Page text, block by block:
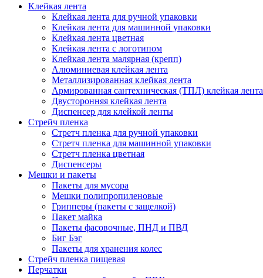
Клейкая лента
Клейкая лента для ручной упаковки
Клейкая лента для машинной упаковки
Клейкая лента цветная
Клейкая лента с логотипом
Клейкая лента малярная (крепп)
Алюминиевая клейкая лента
Металлизированная клейкая лента
Армированная сантехническая (ТПЛ) клейкая лента
Двусторонняя клейкая лента
Диспенсер для клейкой ленты
Стрейч пленка
Стретч пленка для ручной упаковки
Стретч пленка для машинной упаковки
Стретч пленка цветная
Диспенсеры
Мешки и пакеты
Пакеты для мусора
Мешки полипропиленовые
Грипперы (пакеты с защелкой)
Пакет майка
Пакеты фасовочные, ПНД и ПВД
Биг Бэг
Пакеты для хранения колес
Стрейч пленка пищевая
Перчатки